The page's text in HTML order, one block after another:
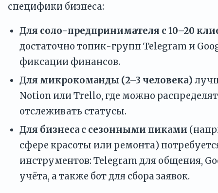
специфики бизнеса:
Для соло-предпринимателя с 10–20
достаточно топик-групп Telegram и
фиксации финансов.
Для микрокоманды (2–3 человека)
Notion или Trello, где можно
отслеживать статусы.
Для бизнеса с сезонными пиками
сфере красоты или ремонта)
инструментов: Telegram для общения,
учёта, а также бот для сбора заявок.